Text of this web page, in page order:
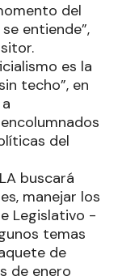
del
entiende”,
es la
techo”, en
del
buscará
manejar los
Legislativo -
temas
de
de enero